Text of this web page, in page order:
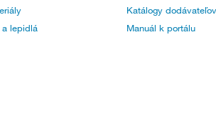
a lepidlá
Katálogy
Manuál k portálu